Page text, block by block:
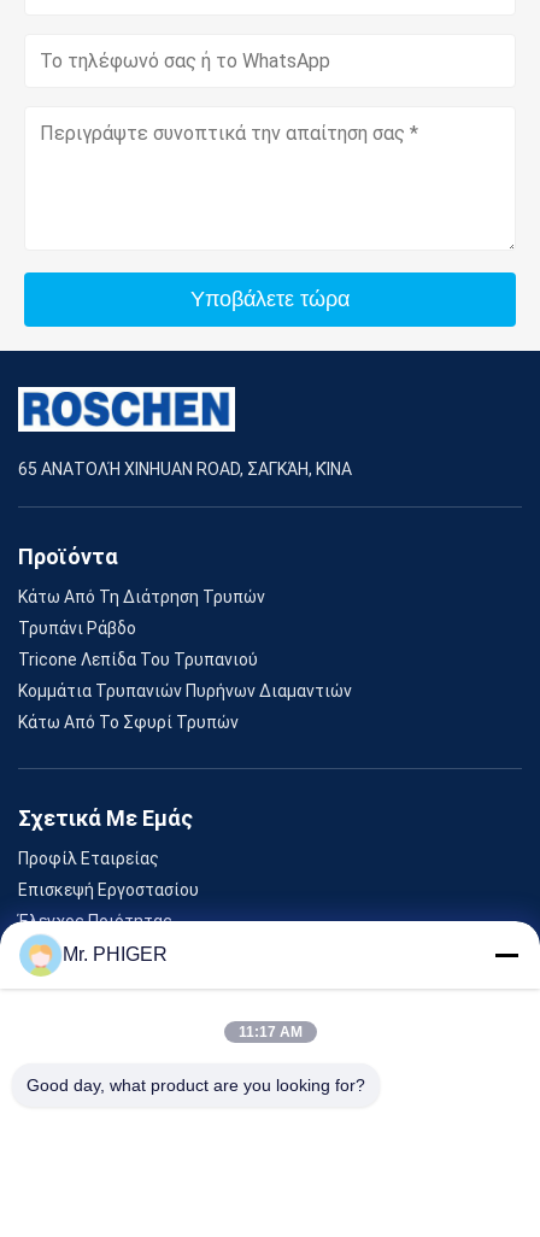
Υποβάλετε τώρα
65 ΑΝΑΤΟΛΉ XINHUAN ROAD, ΣΑΓΚΆΗ, ΚΊΝΑ
Προϊόντα
Κάτω Από Τη Διάτρηση Τρυπών
Τρυπάνι Ράβδο
Tricone Λεπίδα Του Τρυπανιού
Κομμάτια Τρυπανιών Πυρήνων Διαμαντιών
Κάτω Από Το Σφυρί Τρυπών
Σχετικά Με Εμάς
Προφίλ Εταιρείας
Επισκεψή Εργοστασίου
Έλεγχος Ποιότητας
Sitemap
Εκδηλώσεις
Mr. PHIGER
11:17 AM
Good day, what product are you looking for?